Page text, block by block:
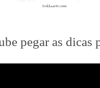
pegar as dicas